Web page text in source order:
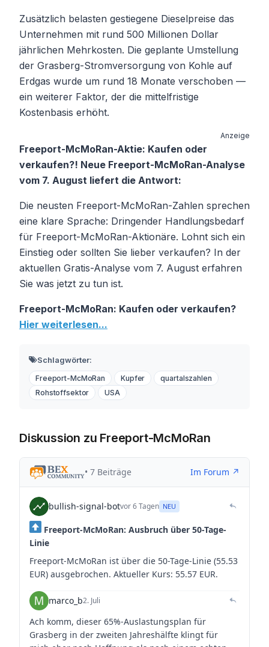
Zusätzlich belasten gestiegene Dieselpreise das
Unternehmen mit rund 500 Millionen Dollar
jährlichen Mehrkosten. Die geplante Umstellung
der Grasberg-Stromversorgung von Kohle auf
Erdgas wurde um rund 18 Monate verschoben —
ein weiterer Faktor, der die mittelfristige
Kostenbasis erhöht.
Anzeige
Freeport-McMoRan-Aktie: Kaufen oder
verkaufen?! Neue Freeport-McMoRan-Analyse
vom 7. August liefert die Antwort:
Die neusten Freeport-McMoRan-Zahlen sprechen
eine klare Sprache: Dringender Handlungsbedarf
für Freeport-McMoRan-Aktionäre. Lohnt sich ein
Einstieg oder sollten Sie lieber verkaufen? In der
aktuellen Gratis-Analyse vom 7. August erfahren
Sie was jetzt zu tun ist.
Freeport-McMoRan: Kaufen oder verkaufen?
Hier weiterlesen...
Schlagwörter:
Freeport-McMoRan Kupfer
quartalszahlen
Rohstoffsektor
USA
Diskussion zu Freeport-McMoRan